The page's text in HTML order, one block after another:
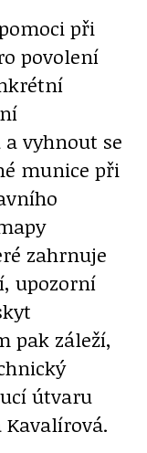
při
povolení
vyhnout se
munice při
zahrnuje
upozorní
pak záleží,
útvaru